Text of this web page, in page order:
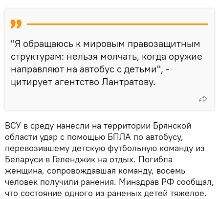
"Я обращаюсь к мировым правозащитным
структурам: нельзя молчать, когда оружие
направляют на автобус с детьми", -
цитирует агентство Лантратову.
ВСУ в среду нанесли на территории Брянской
области удар с помощью БПЛА по автобусу,
перевозившему детскую футбольную команду из
Беларуси в Геленджик на отдых. Погибла
женщина, сопровождавшая команду, восемь
человек получили ранения. Минздрав РФ сообщал,
что состояние одного из раненых детей тяжелое.